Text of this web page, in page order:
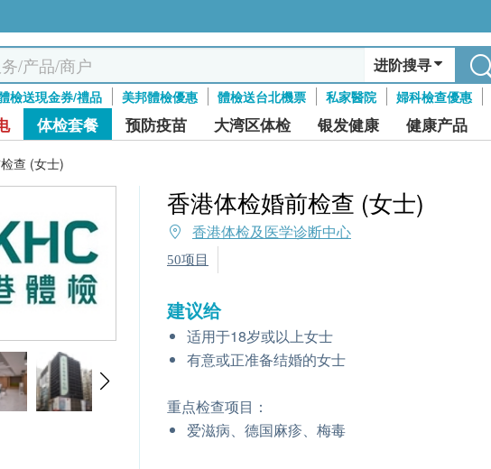
进阶搜寻
檢送現金券/禮品 美邦體檢優惠 體檢送台北機票 私家醫院 婦科檢查優惠
体检套餐 预防疫苗 大湾区体检 银发健康 健康产品
查 (女士)
香港体检婚前检查 (女士)
香港体检及医学诊断中心
50项目
建议给
适用于18岁或以上女士
有意或正准备结婚的女士
重点检查项目：
爱滋病、德国麻疹、梅毒